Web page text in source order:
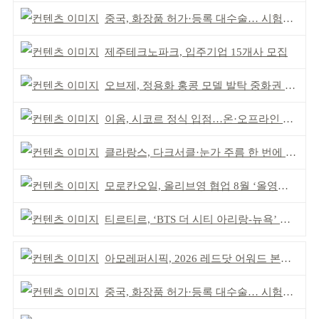
중국, 화장품 허가·등록 대수술… 시험자료 공용 허용
제주테크노파크, 입주기업 15개사 모집
오브제, 정용화 홍콩 모델 발탁 중화권 공략 강화
이옴, 시코르 정식 입점…온·오프라인 유통망 확대
클라랑스, 다크서클·눈가 주름 한 번에 더블 케어
모로칸오일, 올리브영 협업 8월 ‘올영픽’ 선정
티르티르, ‘BTS 더 시티 아리랑-뉴욕’ 참여
아모레퍼시픽, 2026 레드닷 어워드 본상 2개 수상
중국, 화장품 허가·등록 대수술… 시험자료 공용 허용